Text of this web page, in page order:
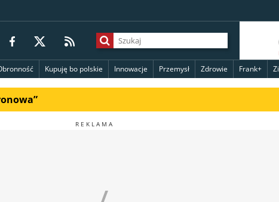
Kupuję bo polskie Innowacje Przemysł Zdrowie Frank+